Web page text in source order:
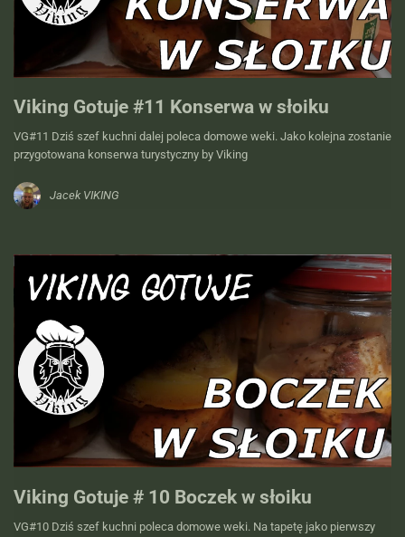
Viking Gotuje #11 Konserwa w słoiku
VG#11 Dziś szef kuchni dalej poleca domowe weki. Jako kolejna zostanie
przygotowana konserwa turystyczny by Viking
Jacek VIKING
Viking Gotuje # 10 Boczek w słoiku
VG#10 Dziś szef kuchni poleca domowe weki. Na tapetę jako pierwszy